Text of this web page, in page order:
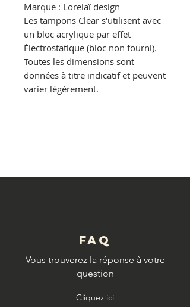
Marque : Lorelaï design
Les tampons Clear s'utilisent avec
un bloc acrylique par effet
Électrostatique (bloc non fourni).
Toutes les dimensions sont
données à titre indicatif et peuvent
varier légèrement.
FAQ
Vous trouverez la réponse à votre
question
Cliquez ici